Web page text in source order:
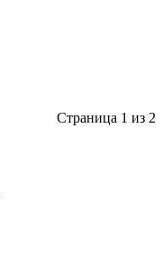
Страница 1 из 2